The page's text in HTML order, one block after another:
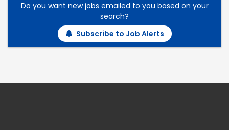
Do you want new jobs emailed to you based on your
search?
Subscribe to Job Alerts